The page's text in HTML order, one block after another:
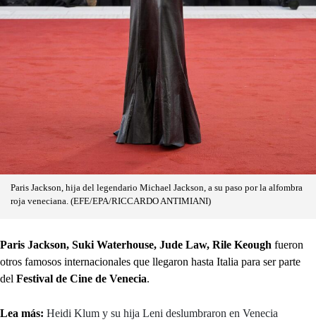
Paris Jackson, hija del legendario Michael Jackson, a su paso por la alfombra
roja veneciana. (EFE/EPA/RICCARDO ANTIMIANI)
Paris Jackson, Suki Waterhouse, Jude Law, Rile Keough fueron
otros famosos internacionales que llegaron hasta Italia para ser parte
del Festival de Cine de Venecia.
Lea más: Heidi Klum y su hija Leni deslumbraron en Venecia